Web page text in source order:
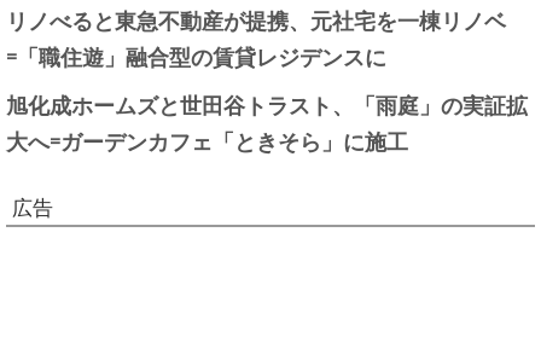
リノべると東急不動産が提携、元社宅を一棟リノベ
=「職住遊」融合型の賃貸レジデンスに
旭化成ホームズと世田谷トラスト、「雨庭」の実証拡
大へ=ガーデンカフェ「ときそら」に施工
広告